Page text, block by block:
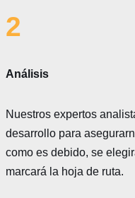
2
Análisis
Nuestros expertos
desarrollo para
como es debido, se
marcará la hoja de ruta.